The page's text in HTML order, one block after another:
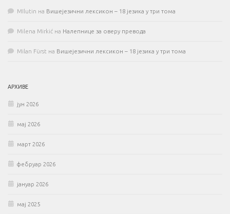
MIlutin на Вишејезични лексикон – 18 језика у три тома
Milena Mirkić на Налепнице за оверу превода
Milan Fürst на Вишејезични лексикон – 18 језика у три тома
АРХИВЕ
јун 2026
мај 2026
март 2026
фебруар 2026
јануар 2026
мај 2025